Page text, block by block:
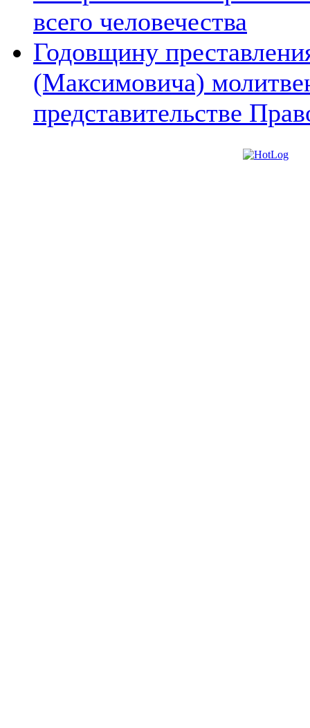
всего человечества
Годовщину
(Максимовича)
представительстве